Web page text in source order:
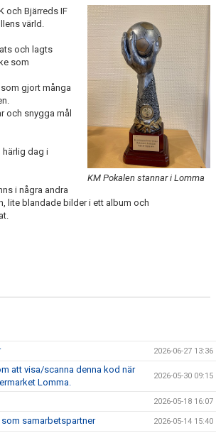
CO
KM Pokalen stannar i Lomma
och Bjärreds IF
värld.
och lagts
som
gjort många
och snygga mål
härlig dag i
i några andra
lite blandade bilder i ett album och
2026-06-27 13:36
att visa/scanna denna kod när
Lomma.
2026-05-30 09:15
2026-05-18 16:07
samarbetspartner 2026-05-14 15:40